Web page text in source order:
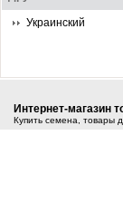
Украинский
Интернет-магазин
Купить семена, товары